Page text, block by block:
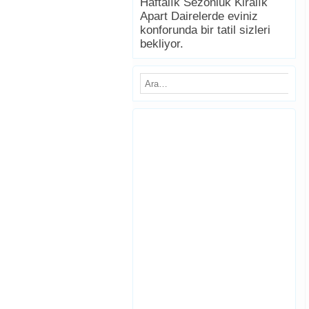
Apart Dairelerde eviniz
konforunda bir tatil sizleri
bekliyor.